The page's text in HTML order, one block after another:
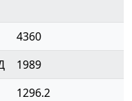
4360
1989
1296.2